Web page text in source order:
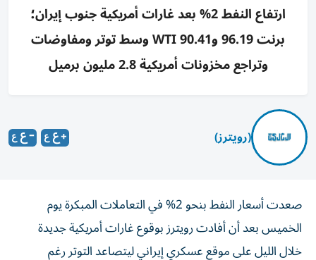
ارتفاع النفط 2% بعد غارات أمريكية جنوب إيران؛
برنت 96.19 وWTI 90.41 وسط توتر ومفاوضات
وتراجع مخزونات أمريكية 2.8 مليون برميل
(رويترز)
صعدت أسعار النفط بنحو 2% في التعاملات المبكرة يوم
الخميس بعد أن أفادت رويترز ‌بوقوع غارات أمريكية جديدة
خلال الليل على موقع عسكري ​إيراني ⁠ليتصاعد التوتر رغم